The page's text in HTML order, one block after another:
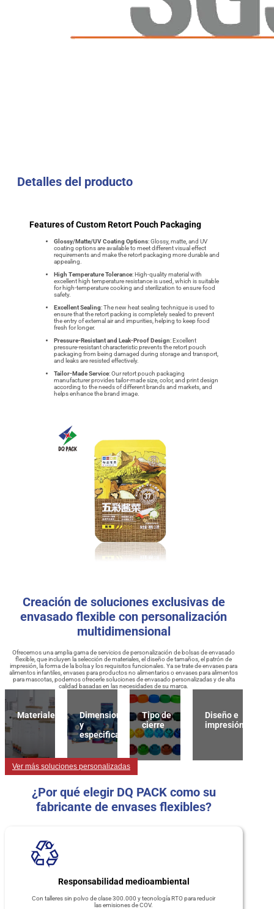
Detalles del producto
Features of Custom Retort Pouch Packaging
Glossy/Matte/UV Coating Options: Glossy, matte, and UV
coating options are available to meet different visual effect
requirements and make the retort packaging more durable and
appealing.
High Temperature Tolerance: High-quality material with
excellent high temperature resistance is used, which is suitable
for high-temperature cooking and sterilization to ensure food
safety.
Excellent Sealing: The new heat sealing technique is used to
ensure that the retort packing is completely sealed to prevent
the entry of external air and impurities, helping to keep food
fresh for longer.
Pressure-Resistant and Leak-Proof Design: Excellent
pressure-resistant characteristic prevents the retort pouch
packaging from being damaged during storage and transport,
and leaks are resisted effectively.
Tailor-Made Service: Our retort pouch packaging
manufacturer provides tailor-made size, color, and print design
according to the needs of different brands and markets, and
helps enhance the brand image.
Creación de soluciones exclusivas de
envasado flexible con personalización
multidimensional
Ofrecemos una amplia gama de servicios de personalización de bolsas de envasado
flexible, que incluyen la selección de materiales, el diseño de tamaños, el patrón de
impresión, la forma de la bolsa y los requisitos funcionales. Ya se trate de envases para
alimentos infantiles, envases para productos no alimentarios o envases para alimentos
para mascotas, podemos ofrecerle soluciones de envasado personalizadas y de alta
calidad basadas en las necesidades de su marca.
Materiales
Dimensiones
y
especificaciones
Tipo de
cierre
Diseño e
impresión
Ver más soluciones personalizadas
¿Por qué elegir DQ PACK como su
fabricante de envases flexibles?
Responsabilidad medioambiental
Con talleres sin polvo de clase 300.000 y tecnología RTO para reducir
las emisiones de COV.